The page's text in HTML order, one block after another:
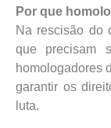
Por que
Na rescisão do
que precisam
homologadores
garantir os
luta.